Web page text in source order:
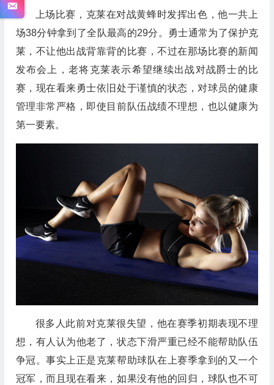
上场比赛，克莱在对战黄蜂时发挥出色，他一共上
场38分钟拿到了全队最高的29分。勇士通常为了保护克
莱，不让他出战背靠背的比赛，不过在那场比赛的新闻
发布会上，老将克莱表示希望继续出战对战爵士的比
赛，现在看来勇士依旧处于谨慎的状态，对球员的健康
管理非常严格，即使目前队伍战绩不理想，也以健康为
第一要素。
很多人此前对克莱很失望，他在赛季初期表现不理
想，有人认为他老了，状态下滑严重已经不能帮助队伍
争冠。事实上正是克莱帮助球队在上赛季拿到的又一个
冠军，而且现在看来，如果没有他的回归，球队也不可